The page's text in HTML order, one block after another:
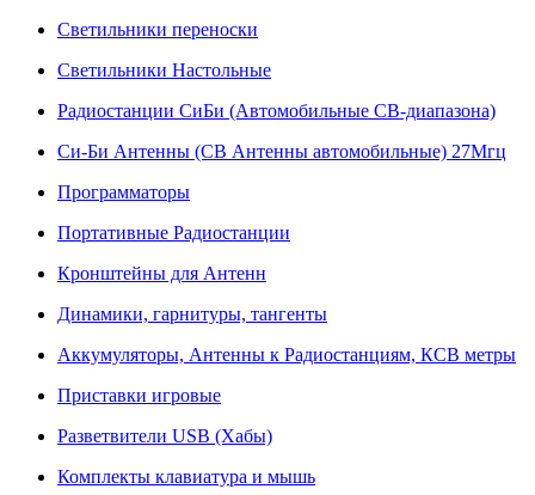
Светильники переноски
Светильники Настольные
Радиостанции СиБи (Автомобильные СВ-диапазона)
Си-Би Антенны (СВ Антенны автомобильные) 27Мгц
Программаторы
Портативные Радиостанции
Кронштейны для Антенн
Динамики, гарнитуры, тангенты
Аккумуляторы, Антенны к Радиостанциям, КСВ метры
Приставки игровые
Разветвители USB (Хабы)
Комплекты клавиатура и мышь